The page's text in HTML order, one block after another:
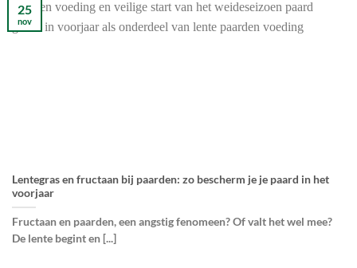
Lentegras en fructaan bij paarden: zo bescherm je je paard in het
voorjaar
Fructaan en paarden, een angstig fenomeen? Of valt het wel mee?
De lente begint en [...]
25
nov